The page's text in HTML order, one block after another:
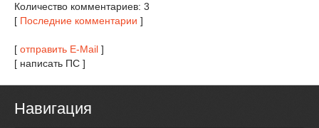
Количество комментариев: 3
[ Последние комментарии ]
[ отправить E-Mail ]
[ написать ПС ]
Навигация